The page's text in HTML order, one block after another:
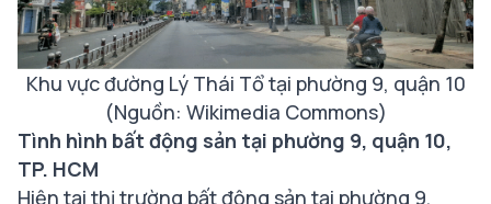
Khu vực đường Lý Thái Tổ tại phường 9, quận 10
(Nguồn: Wikimedia Commons)
Tình hình bất động sản tại phường 9, quận 10,
TP. HCM
Hiện tại thị trường bất động sản tại phường 9,